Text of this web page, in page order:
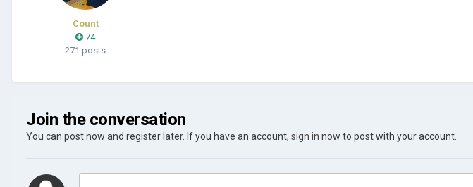
Count
74
271 posts
Join the conversation
You can post now and register later. If you have an account, sign in now to post with your account.